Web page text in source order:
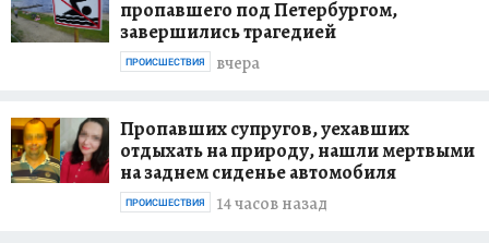
пропавшего под Петербургом,
завершились трагедией
вчера
ПРОИСШЕСТВИЯ
Пропавших супругов, уехавших
отдыхать на природу, нашли мертвыми
на заднем сиденье автомобиля
14 часов назад
ПРОИСШЕСТВИЯ